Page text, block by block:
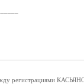
регистрациями